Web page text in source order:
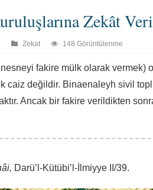
Zekât
Zekat 148 Görüntülenme
fakire mülk olarak vermek)
caiz değildir. Binaenaleyh sivil
Ancak bir fakire verildikten
Darü’l-Kütübi’l-İlmiyye II/39.